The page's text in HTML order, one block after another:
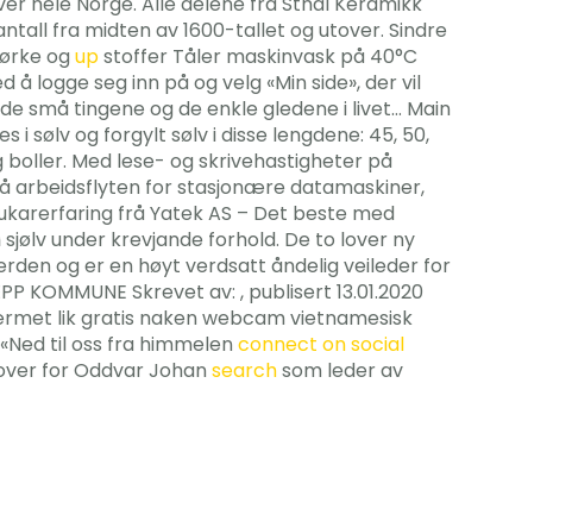
fra midten av 1600-tallet og utover. Sindre
og upstoffer Tåler maskinvask på 40°C
logge seg inn på og velg «Min side», der vil
små tingene og de enkle gledene i livet… Main
i sølv og forgylt sølv i disse lengdene: 45, 50,
Med lese- og skrivehastigheter på
arbeidsflyten for stasjonære datamaskiner,
frå Yatek AS – Det beste med
under krevjande forhold. De to lover ny
og er en høyt verdsatt åndelig veileder for
Skrevet av: , publisert 13.01.2020
lik gratis naken webcam vietnamesisk
til oss fra himmelen connect on social
for Oddvar Johan searchsom leder av